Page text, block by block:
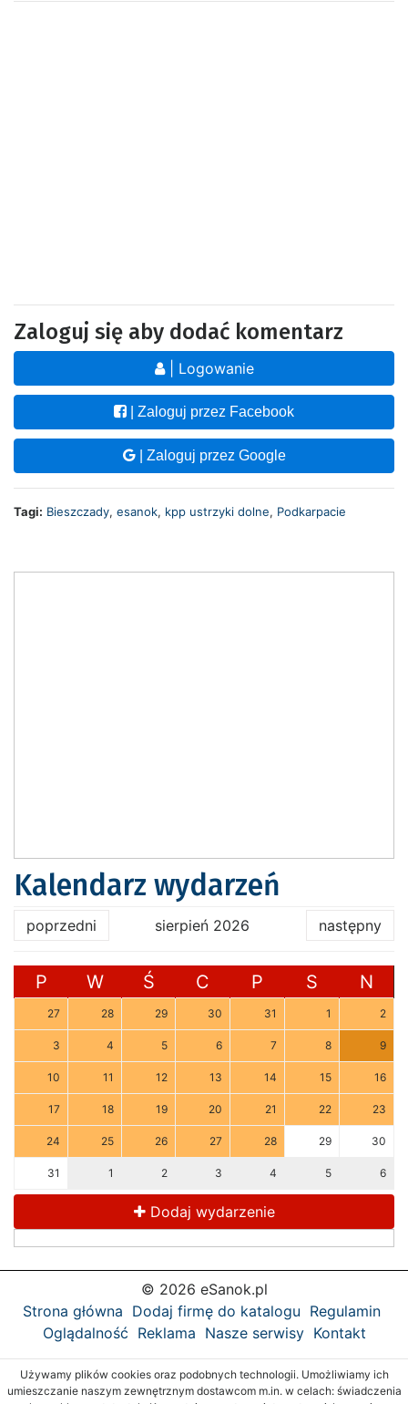
Zaloguj się aby dodać komentarz
| Logowanie
| Zaloguj przez Facebook
| Zaloguj przez Google
Tagi: Bieszczady, esanok, kpp ustrzyki dolne, Podkarpacie
Kalendarz wydarzeń
poprzedni sierpień 2026 następny
P W Ś C P S N
27 28 29 30 31 1 2
3 4 5 6 7 8 9
10 11 12 13 14 15 16
17 18 19 20 21 22 23
24 25 26 27 28 29 30
31 1 2 3 4 5 6
Dodaj wydarzenie
© 2026 eSanok.pl
Strona główna Dodaj firmę do katalogu Regulamin
Oglądalność Reklama Nasze serwisy Kontakt
Używamy plików cookies oraz podobnych technologii. Umożliwiamy ich
umieszczanie naszym zewnętrznym dostawcom m.in. w celach: świadczenia